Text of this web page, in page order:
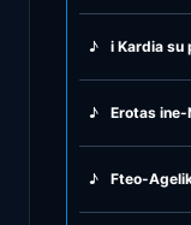
♪ i Kardia su
♪ Erotas
♪ Fteo-
♪ Pop &
♪ Rock
♪ Rock
♪ Rock